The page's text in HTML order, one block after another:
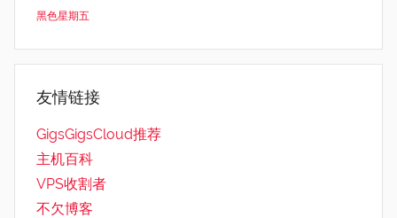
黑色星期五
友情链接
GigsGigsCloud推荐
主机百科
VPS收割者
不欠博客